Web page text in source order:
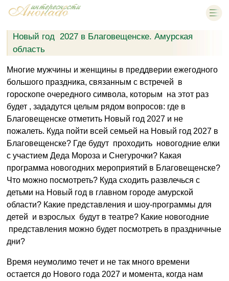
Новый год 2027 в Благовещенске. Амурская
область
Многие мужчины и женщины в преддверии ежегодного
большого праздника, связанным с встречей в
гороскопе очередного символа, которым на этот раз
будет , зададутся целым рядом вопросов: где в
Благовещенске отметить Новый год 2027 и не
пожалеть. Куда пойти всей семьей на Новый год 2027 в
Благовещенске? Где будут проходить новогодние елки
с участием Деда Мороза и Снегурочки? Какая
программа новогодних мероприятий в Благовещенске?
Что можно посмотреть? Куда сходить развлечься с
детьми на Новый год в главном городе амурской
области? Какие представления и шоу-программы для
детей и взрослых будут в театре? Какие новогодние
представления можно будет посмотреть в праздничные
дни?
Время неумолимо течет и не так много времени
остается до Нового года 2027 и момента, когда нам